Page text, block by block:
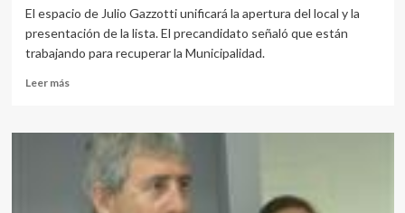
El espacio de Julio Gazzotti unificará la apertura del local y la
presentación de la lista. El precandidato señaló que están
trabajando para recuperar la Municipalidad.
Leer más